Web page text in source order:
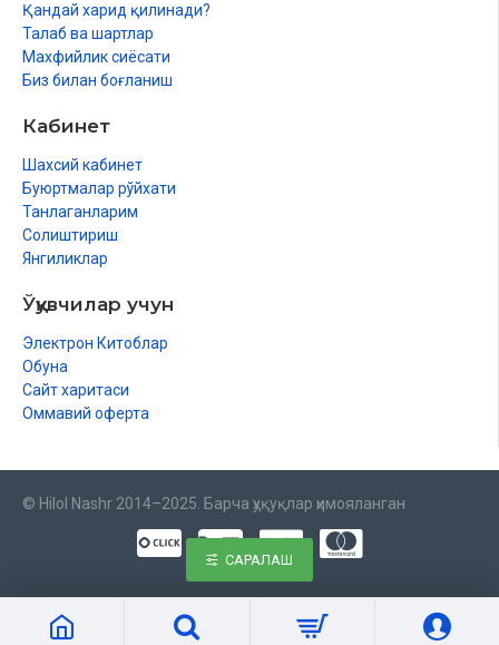
Қандай харид қилинади?
Талаб ва шартлар
Махфийлик сиёсати
Биз билан боғланиш
Кабинет
Шахсий кабинет
Буюртмалар рўйхати
Танлаганларим
Солиштириш
Янгиликлар
Ўқувчилар учун
Электрон Китоблар
Обуна
Сайт харитаси
Оммавий оферта
© Hilol Nashr 2014–2025. Барча ҳуқуқлар ҳимояланган
САРАЛАШ